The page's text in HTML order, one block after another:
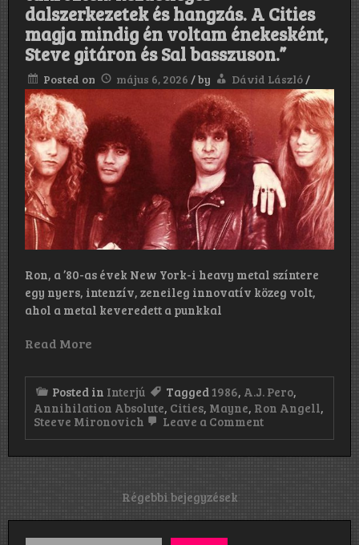
hangszer
akkoriban
szinte
senkinél
nem
volt
metalban.”
dalszerkezetek és hangzás. A Cities
magja mindig én voltam énekesként,
Steve gitáron és Sal basszuson.”
Posted on május 6, 2026 /by Dávid László /
Ron, a ’80-as évek New York-i heavy metal színtere
egy nyers, intenzív, zeneileg innovatív közeg volt,
ahol a metal keveredett a punkkal
Read More
Posted in Interjú Tagged 1986, A.J. Pero,
Annihilation Absolute, Cities, Mayne, Ron Angell,
Steeve Mironovich
Leave a Commenton
a
navigáció
Régebbi bejegyzések